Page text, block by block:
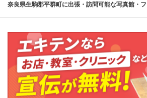
奈良県生駒郡平群町に出張・訪問可能な写真館・